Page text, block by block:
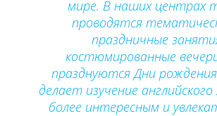
мире. В наших центрах
проводятся
праздничные
костюмированные
празднуются Дни
делает изучение
более интересным и